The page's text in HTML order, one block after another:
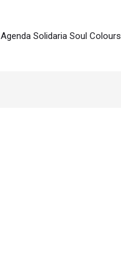
Agenda Solidaria Soul Colours